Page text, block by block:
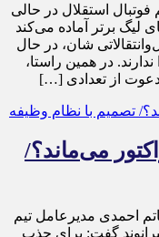
فوتبال استقلال در حالی
لیگ برتر آماده می‌کند
شان، در حال
در همین راستا،
دعوت از تعدادی […]
می‌ماند؟/
احمدی مدیرعامل تیم
گفت: برای جذب